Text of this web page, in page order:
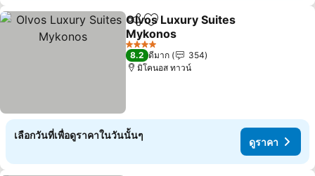
แชร์ เพิ่มในรายการโปรด
Olvos Luxury Suites
Mykonos
ดูราคา
4 ดาว
8.2 ดีมาก
354
มิโคนอส ทาวน์
เลือกวันที่เพื่อดูราคาในวันนั้นๆ
ดูราคา